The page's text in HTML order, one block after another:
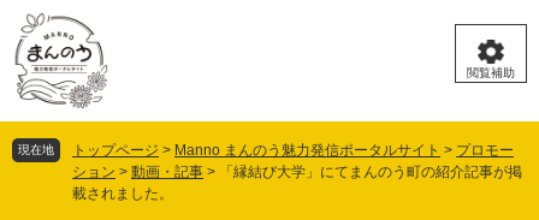
ジ
頭
で
ュ
飛
ば
閲覧補助
現在地 トップページ > Manno まんのう魅力発信ポータルサイト > プロモー
ション > 動画・記事 >
「縁結び大学」にてまんのう町の紹介記事が掲
載されました。